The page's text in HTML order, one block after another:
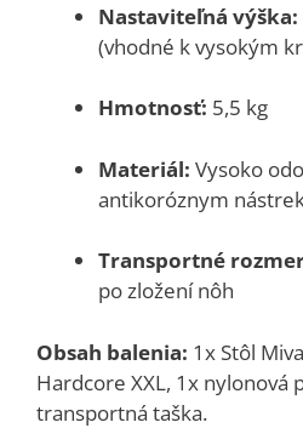
Nastaviteľná výška:
(vhodné k vysokým
Hmotnosť: 5,5 kg
Materiál: Vysoko
antikoróznym
Transportné
po zložení nôh
Obsah balenia: 1x Stôl
Hardcore XXL, 1x nylonová
transportná taška.